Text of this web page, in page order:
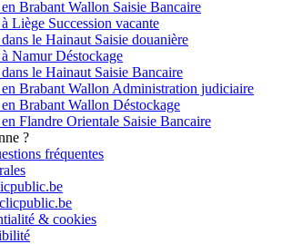
Brabant Wallon Saisie Bancaire
Liège Succession vacante
le Hainaut Saisie douanière
Namur Déstockage
le Hainaut Saisie Bancaire
en Brabant Wallon Administration judiciaire
Brabant Wallon Déstockage
Flandre Orientale Saisie Bancaire
?
fréquentes
& cookies